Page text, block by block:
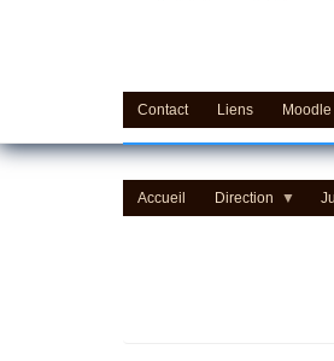
Contact Liens Moodle
Accueil Direction